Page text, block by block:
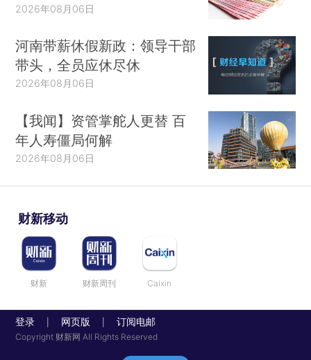
2026年08月06日
河南带薪休假新政：领导干部
带头，全员应休尽休
2026年08月06日
【我闻】资管掌舵人更替 百
年人寿僵局何解
2026年08月06日
财新移动
财新 财新周刊 Caixin
登录 网页版 订阅电邮
Copyright 财新网 All Rights Reserved